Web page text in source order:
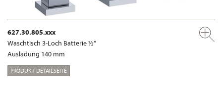
627.30.805.xxx
Waschtisch 3-Loch Batterie ½“
Ausladung 140 mm
PRODUKT-DETAILSEITE